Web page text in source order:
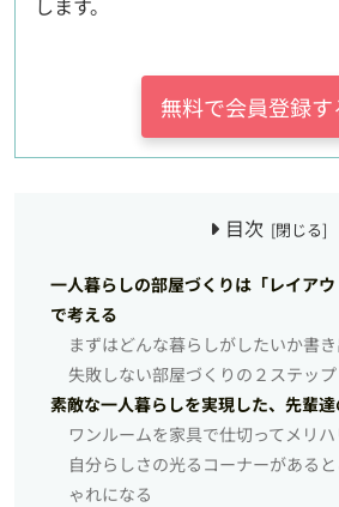
します。
無料で会員登録す
目次
一人暮らしの部屋づくりは「レイアウ
で考える
まずはどんな暮らしがしたいか書
失敗しない部屋づくりの２ステップ
素敵な一人暮らしを実現した、先輩
ワンルームを家具で仕切ってメリ
自分らしさの光るコーナーがある
ゃれになる